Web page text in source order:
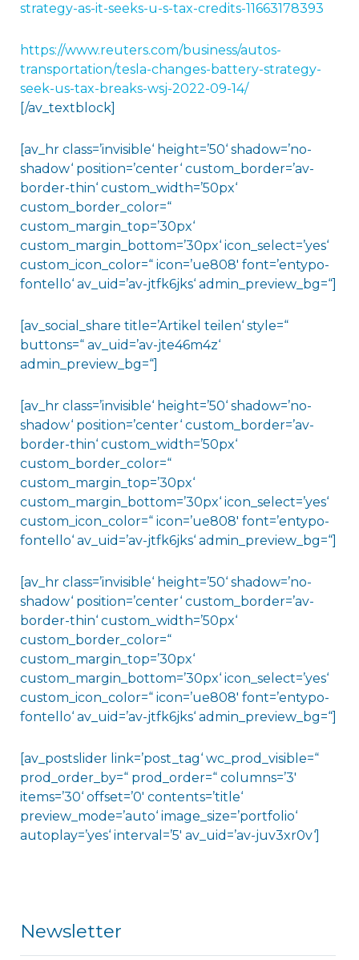
strategy-as-it-seeks-u-s-tax-credits-11663178393
https://www.reuters.com/business/autos-
transportation/tesla-changes-battery-strategy-
seek-us-tax-breaks-wsj-2022-09-14/
[/av_textblock]
[av_hr class=’invisible‘ height=’50‘ shadow=’no-
shadow‘ position=’center‘ custom_border=’av-
border-thin‘ custom_width=’50px‘
custom_border_color=“
custom_margin_top=’30px‘
custom_margin_bottom=’30px‘ icon_select=’yes‘
custom_icon_color=“ icon=’ue808′ font=’entypo-
fontello‘ av_uid=’av-jtfk6jks‘ admin_preview_bg=“]
[av_social_share title=’Artikel teilen‘ style=“
buttons=“ av_uid=’av-jte46m4z‘
admin_preview_bg=“]
[av_hr class=’invisible‘ height=’50‘ shadow=’no-
shadow‘ position=’center‘ custom_border=’av-
border-thin‘ custom_width=’50px‘
custom_border_color=“
custom_margin_top=’30px‘
custom_margin_bottom=’30px‘ icon_select=’yes‘
custom_icon_color=“ icon=’ue808′ font=’entypo-
fontello‘ av_uid=’av-jtfk6jks‘ admin_preview_bg=“]
[av_hr class=’invisible‘ height=’50‘ shadow=’no-
shadow‘ position=’center‘ custom_border=’av-
border-thin‘ custom_width=’50px‘
custom_border_color=“
custom_margin_top=’30px‘
custom_margin_bottom=’30px‘ icon_select=’yes‘
custom_icon_color=“ icon=’ue808′ font=’entypo-
fontello‘ av_uid=’av-jtfk6jks‘ admin_preview_bg=“]
[av_postslider link=’post_tag‘ wc_prod_visible=“
prod_order_by=“ prod_order=“ columns=’3′
items=’30‘ offset=’0′ contents=’title‘
preview_mode=’auto‘ image_size=’portfolio‘
autoplay=’yes‘ interval=’5′ av_uid=’av-juv3xr0v‘]
Newsletter